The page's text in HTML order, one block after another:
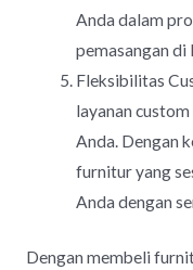
Anda dalam
pemasangan di
Fleksibilitas
layanan
Anda. Dengan
furnitur yang
Anda dengan
Dengan membeli